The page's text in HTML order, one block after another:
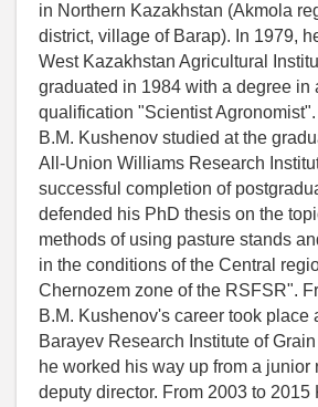
in Northern Kazakhstan (Akmola
district, village of Barap). In 1979,
West Kazakhstan Agricultural
graduated in 1984 with a degree in
qualification "Scientist
B.M. Kushenov studied at the
All-Union Williams Research
successful completion of
defended his PhD thesis on the
methods of using pasture stands
in the conditions of the Central
Chernozem zone of the RSFSR".
B.M. Kushenov's career took place
Barayev Research Institute of
he worked his way up from a junior
deputy director. From 2003 to 2015